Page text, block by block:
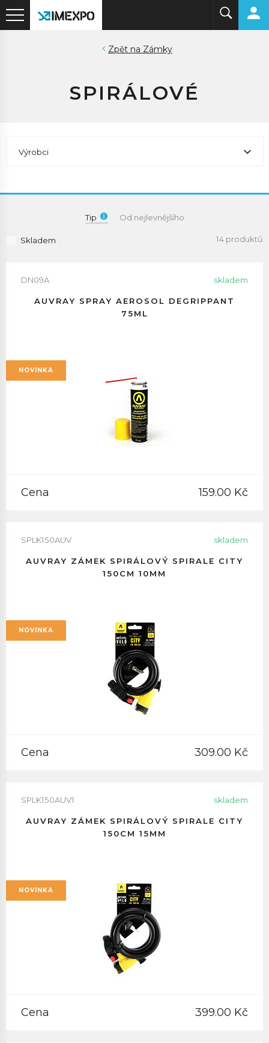
Zámky
SPIRÁLOVÉ
Výrobci
Tip Od nejlevnějšího
Skladem 14 produktů
DN09A skladem
AUVRAY SPRAY AEROSOL DEGRIPPANT
75ML
NOVINKA
Cena 159.00 Kč
SPLK150AUV skladem
AUVRAY ZÁMEK SPIRÁLOVÝ SPIRALE CITY
150CM 10MM
NOVINKA
Cena 309.00 Kč
SPLK150AUV1 skladem
AUVRAY ZÁMEK SPIRÁLOVÝ SPIRALE CITY
150CM 15MM
NOVINKA
Cena 399.00 Kč